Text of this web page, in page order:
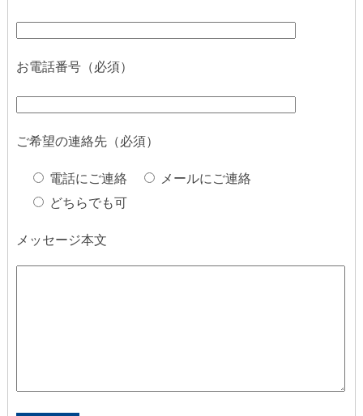
お電話番号（必須）
ご希望の連絡先（必須）
電話にご連絡
メールにご連絡
どちらでも可
メッセージ本文